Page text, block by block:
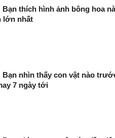
Bạn thích hình ảnh bông hoa
lớn nhất
Bạn nhìn thấy con vật nào
7 ngày tới